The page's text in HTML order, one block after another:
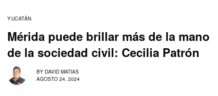
YUCATÁN
Mérida puede brillar más de la mano
de la sociedad civil: Cecilia Patrón
BY DAVID MATIAS
AGOSTO 24, 2024